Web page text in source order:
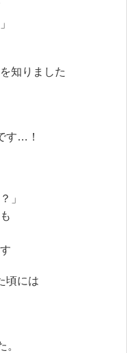
知りました
す…！
」
頃には
。